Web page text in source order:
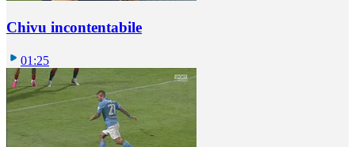
Chivu incontentabile
01:25